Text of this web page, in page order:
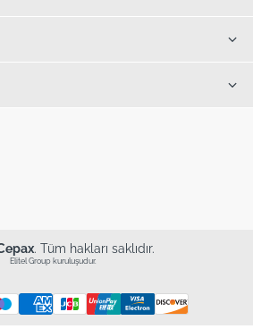
. Tüm hakları saklıdır.
Elitel Group kuruluşudur.